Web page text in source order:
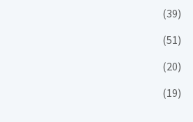
(39)
(51)
(20)
(19)